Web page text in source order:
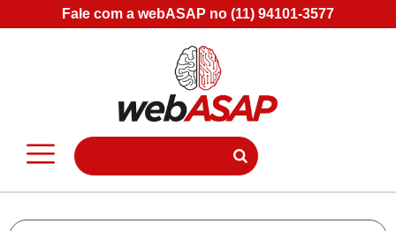
Fale com a webASAP no (11) 94101-3577